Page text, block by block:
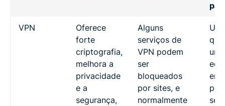
VPN
Oferece
forte
criptografia,
melhora a
privacidade
e a
segurança,
Alguns
serviços de
VPN podem
ser
bloqueados
por sites, e
normalmente
um